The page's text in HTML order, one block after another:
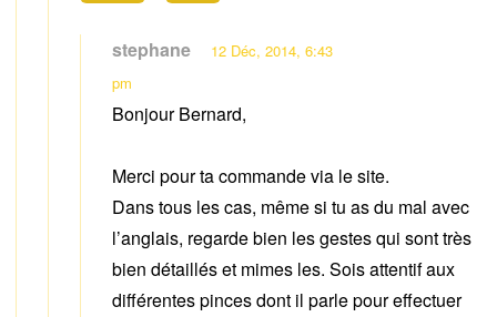
stephane
12 Déc, 2014, 6:43
pm
Bonjour Bernard,
Merci pour ta commande via le site.
Dans tous les cas, même si tu as du mal avec
l’anglais, regarde bien les gestes qui sont très
bien détaillés et mimes les. Sois attentif aux
différentes pinces dont il parle pour effectuer